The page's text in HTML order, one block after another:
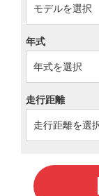
年式
走行距離